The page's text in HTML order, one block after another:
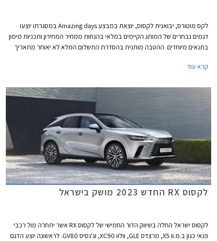
לקס מוטורס, יבואנית לקסוס, יוצאת במבצע Amazing days במסגרתו יוצעו
דגמים נבחרים של המותג הקיימים במלאי בהנחות ממחיר המחירון ותכניות מימון
בתנאים מיוחדים. ההטבה מותנית בהסדרת התשלום המלא לא יאוחר מתאריך
14-16 ביוני או עד גמר המלאי.
קרא עוד
לקסוס RX החדש 2023 מושק בישראל
לקסוס ישראל החלה בשיווק הדור החמישי של לקסוס RX אשר יתחרה מול רכבי
פנאי כגון ב.מ.וו X5, מרצדס GLE, וולוו XC90, וג'נסיס GV80. לראשונה יוצע הדגם